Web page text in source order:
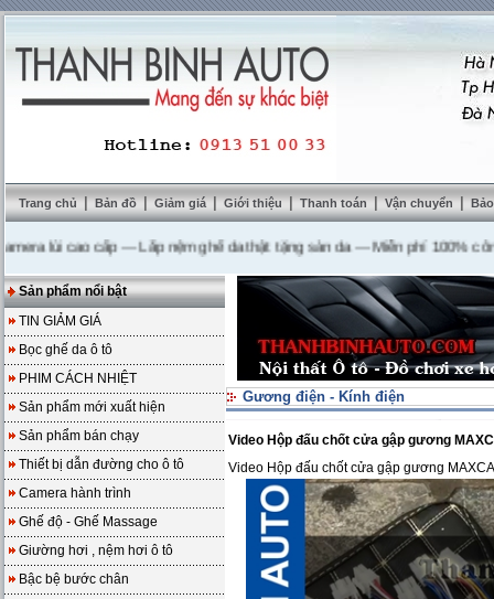
Trang chủ | Bản đồ | Giảm giá | Giới thiệu | Thanh toán | Vận chuyển |
lùi cao cấp---Lắp nệm ghế da thật tặng sàn da---Miễn phí 100% công lắp
Sản phẩm nổi bật
TIN GIẢM GIÁ
Bọc ghế da ô tô
PHIM CÁCH NHIỆT
Sản phẩm mới xuất hiện
Sản phẩm bán chạy
Thiết bị dẫn đường cho ô tô
Camera hành trình
Ghế độ - Ghế Massage
Giường hơi , nệm hơi ô tô
Bậc bệ bước chân
Gương điện - Kính điện
Video Hộp đấu chốt cửa gập gương
Video Hộp đấu chốt cửa gập gương